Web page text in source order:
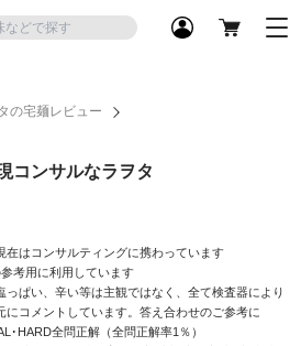
の宅麺レビュー
コンサルなラヲタ
在はコンサルティングに携わっています
考用に利用しています
っぱい、辛い等は主観ではなく、全て検査器により
にコメントしています。答え合わせのご参考に
･HARD全問正解（全問正解率1％）